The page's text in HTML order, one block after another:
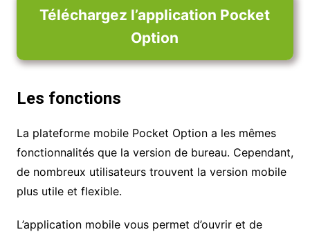
Téléchargez l’application Pocket
Option
Les fonctions
La plateforme mobile Pocket Option a les mêmes
fonctionnalités que la version de bureau. Cependant,
de nombreux utilisateurs trouvent la version mobile
plus utile et flexible.
L’application mobile vous permet d’ouvrir et de